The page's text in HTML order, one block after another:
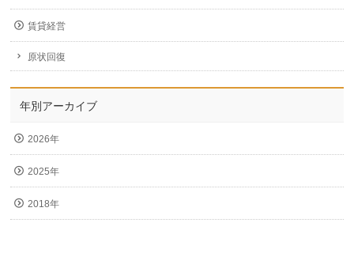
賃貸経営
原状回復
年別アーカイブ
2026年
2025年
2018年